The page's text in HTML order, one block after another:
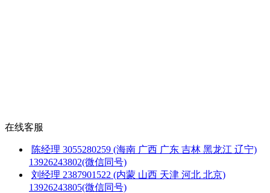
在线客服
陈经理 3055280259 (海南 广西 广东 吉林 黑龙江 辽宁)
13926243802(微信同号)
刘经理 2387901522 (内蒙 山西 天津 河北 北京)
13926243805(微信同号)